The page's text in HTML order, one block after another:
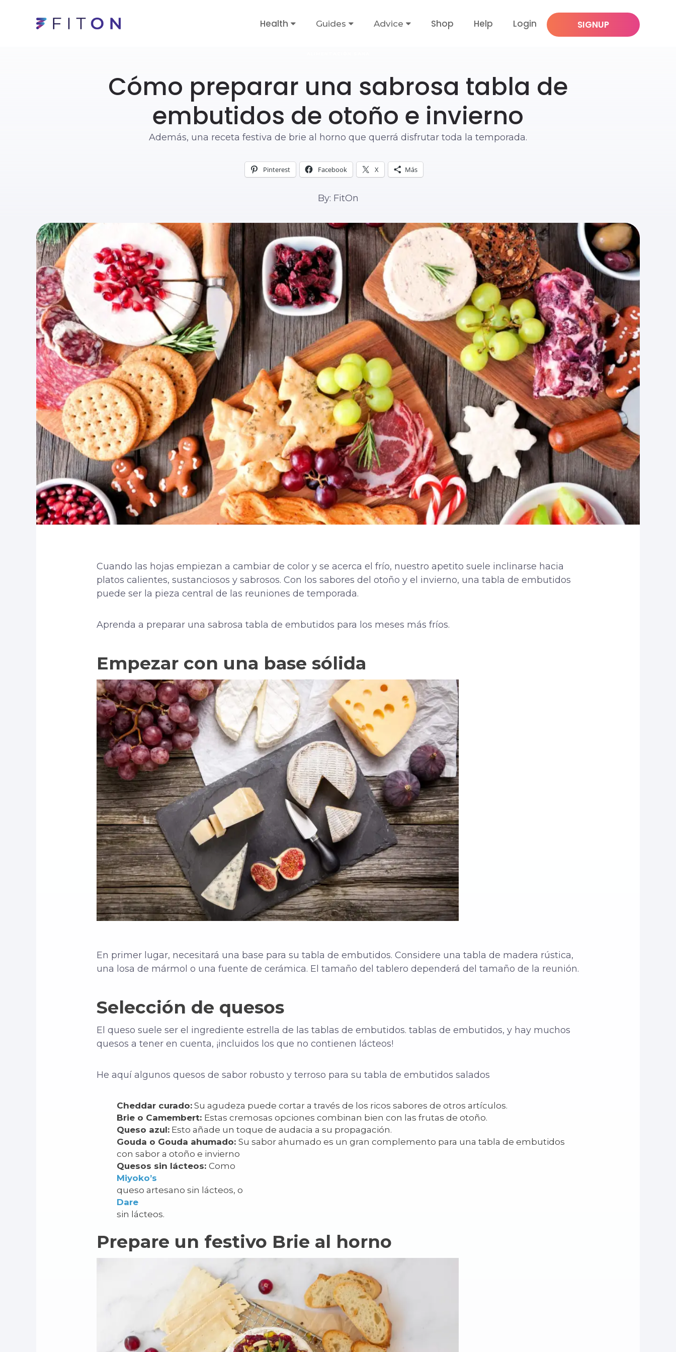
Health Guides Advice Shop Help Login SIGNUP
Cómo preparar una sabrosa tabla de
embutidos de otoño e invierno
Además, una receta festiva de brie al horno que querrá disfrutar toda la temporada.
Pinterest Facebook X Más
By: FitOn
Cuando las hojas empiezan a cambiar de color y se acerca el frío, nuestro apetito suele inclinarse hacia
platos calientes, sustanciosos y sabrosos. Con los sabores del otoño y el invierno, una tabla de embutidos
puede ser la pieza central de las reuniones de temporada.
Aprenda a preparar una sabrosa tabla de embutidos para los meses más fríos.
Empezar con una base sólida
En primer lugar, necesitará una base para su tabla de embutidos. Considere una tabla de madera rústica,
una losa de mármol o una fuente de cerámica. El tamaño del tablero dependerá del tamaño de la reunión.
Selección de quesos
El queso suele ser el ingrediente estrella de las tablas de embutidos. tablas de embutidos, y hay muchos
quesos a tener en cuenta, ¡incluidos los que no contienen lácteos!
He aquí algunos quesos de sabor robusto y terroso para su tabla de embutidos salados
Cheddar curado: Su agudeza puede cortar a través de los ricos sabores de otros artículos.
Brie o Camembert: Estas cremosas opciones combinan bien con las frutas de otoño.
Queso azul: Esto añade un toque de audacia a su propagación.
Gouda o Gouda ahumado: Su sabor ahumado es un gran complemento para una tabla de embutidos
con sabor a otoño e invierno
Quesos sin lácteos: Como
Miyoko’s
queso artesano sin lácteos, o
Dare
sin lácteos.
Prepare un festivo Brie al horno